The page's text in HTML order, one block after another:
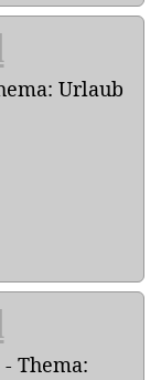
Urlaub
Thema: